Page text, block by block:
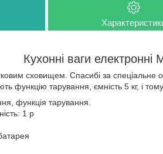
Кухонні ваги електронні
сховищем. Спасибі за спеціальне
функцію тарування, ємність 5 кг, і
функція тарування.
1 р